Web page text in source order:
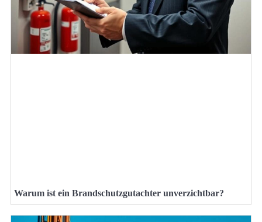
Warum ist ein Brandschutzgutachter unverzichtbar?